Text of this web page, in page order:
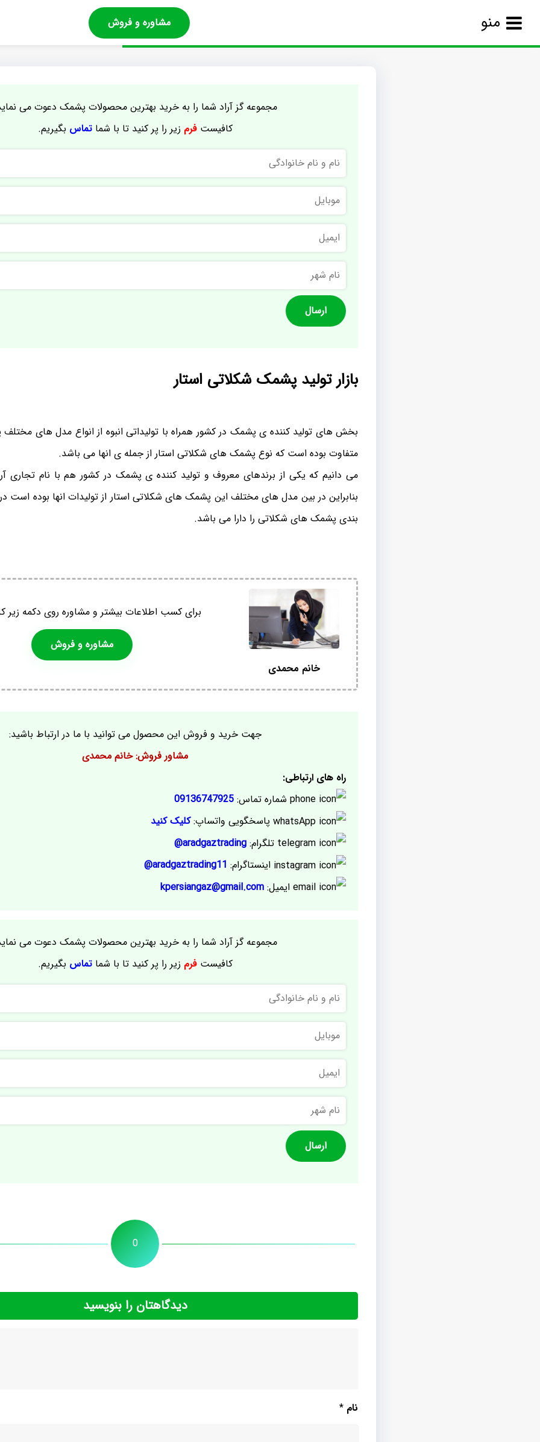
منو مشاوره و فروش
مجموعه گز آراد شما را به خرید بهترین محصولات پشمک دعوت می
کافیستفرم زیر را پر کنید تا با شماتماس بگیریم.
و
نام
خانوادگی
موبایل
ایمیل
نام
شهر
بازار تولید پشمک شکلاتی استار
بخش های تولید کننده ی پشمک در کشور همراه با تولیداتی انبوه از انواع مدل های
متفاوت بوده است که نوع پشمک های شکلاتی استار از جمله ی انها می باشد.
می دانیم که یکی از برندهای معروف و تولید کننده ی پشمک در کشور هم با نام تجاری
بنابراین در بین مدل های مختلف این پشمک های شکلاتی استار از تولیدات انها بوده است
بندی پشمک های شکلاتی را دارا می باشد.
خانم محمدی
برای کسب اطلاعات بیشتر و مشاوره روی دکمه زیر
مشاوره و فروش
جهت خرید و فروش این محصول می توانید با ما در ارتباط باشید:
مشاور فروش: خانم محمدی
راه های ارتباطی:
شماره تماس: 09136747925
پاسخگویی واتساپ:کلیک کنید
تلگرام: aradgaztrading@
اینستاگرام: aradgaztrading11@
ایمیل: kpersiangaz@gmail.com
مجموعه گز آراد شما را به خرید بهترین محصولات پشمک دعوت می
کافیستفرم زیر را پر کنید تا با شماتماس بگیریم.
و
نام
خانوادگی
موبایل
ایمیل
نام
شهر
0
دیدگاهتان را بنویسید
نام *